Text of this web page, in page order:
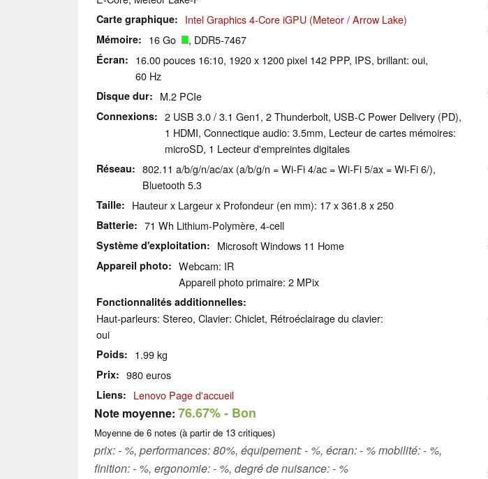
Carte graphique Intel Graphics 4-Core iGPU (Meteor / Arrow Lake)
Mémoire 16 Go , DDR5-7467
Écran
16.00 pouces 16:10, 1920 x 1200 pixel 142 PPP, IPS, brillant: oui,
60 Hz
Disque dur M.2 PCIe
Connexions
2 USB 3.0 / 3.1 Gen1, 2 Thunderbolt, USB-C Power Delivery (PD),
1 HDMI, Connectique audio: 3.5mm, Lecteur de cartes mémoires:
microSD, 1 Lecteur d'empreintes digitales
Réseau
802.11 a/b/g/n/ac/ax (a/b/g/n = Wi-Fi 4/ac = Wi-Fi 5/ax = Wi-Fi 6/),
Bluetooth 5.3
Taille Hauteur x Largeur x Profondeur (en mm): 17 x 361.8 x 250
Batterie 71 Wh Lithium-Polymère, 4-cell
Système d'exploitation Microsoft Windows 11 Home
Appareil photo
Webcam: IR
Appareil photo primaire: 2 MPix
Fonctionnalités additionnelles
Haut-parleurs: Stereo, Clavier: Chiclet, Rétroéclairage du clavier:
oui
Poids 1.99 kg
Prix 980 euros
Liens Lenovo Page d'accueil
Note moyenne: 76.67%- Bon
Moyenne de 6 notes (à partir de 13 critiques)
prix: - %, performances: 80%, équipement: - %, écran: - % mobilité: - %,
finition: - %, ergonomie: - %, degré de nuisance: - %